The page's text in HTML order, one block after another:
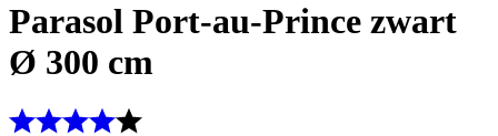
Parasol Port-au-Prince zwart
Ø 300 cm